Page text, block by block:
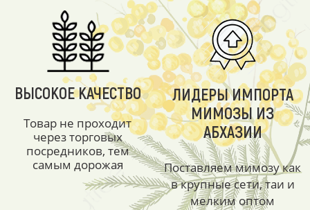
ВЫСОКОЕ КАЧЕСТВО
Товар не проходит
через торговых
посредников, тем
самым дорожая
ЛИДЕРЫ ИМПОРТА
МИМОЗЫ ИЗ
АБХАЗИИ
Поставляем мимозу как
в крупные сети, таи и
мелким оптом